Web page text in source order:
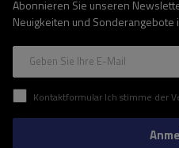
Abonnieren Sie unseren
Neuigkeiten und
Geben Sie Ihre E-Mail
Kontaktformular Ich stimme der Verarbeitung meiner im Kontaktformular enthaltenen